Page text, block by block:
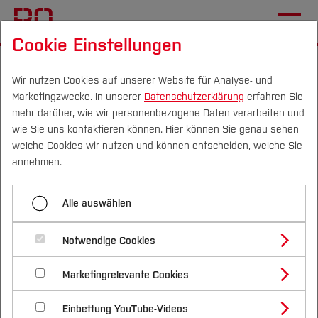
Campus Personen DE|EN Quicklinks
Studium
Studienangebote
Bachelorstudiengänge
Masterstudiengänge
Vor dem Studium
Bewerben & Einschreiben
Bewerbungsportal
Im Studium
Studienbüros und Prüfungen
Nach dem Studium
Forschung & Transfer
Profil
Forschungs- und Transferprofil
Schwerpunkte (FuT)
Beratung & Förderung
Nachhaltigkeit
Nachhaltigkeit studieren
International
Hochschulkommunikation
Pressemitteilungen
Menü aufklappen
2025
2024
2023
2022
Software ermöglicht
intensivere Lehre beim
Thema Künstliche
Intelligenz
Cookie Einstellungen
Wir nutzen Cookies auf unserer Website für Analyse- und
Marketingzwecke. In unserer Datenschutzerklärung erfahren Sie
mehr darüber, wie wir personenbezogene Daten verarbeiten und
wie Sie uns kontaktieren können. Hier können Sie genau sehen
welche Cookies wir nutzen und können entscheiden, welche Sie
annehmen.
Alle auswählen
Notwendige Cookies
Marketingrelevante Cookies
Einbettung YouTube-Videos